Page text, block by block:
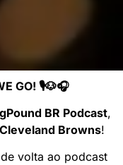
GO! 🎙🐶🎧
BR Podcast,
Cleveland Browns!
volta ao podcast